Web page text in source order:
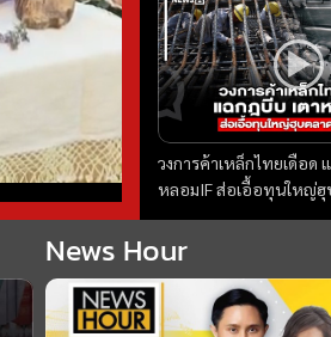
วงการค้าเหล็กไทยเดือด
หลอมIF ส่อเอื้อทุนใหญ่ฮุ
ถอนหมุดข่าว 07/08/69
News Hour